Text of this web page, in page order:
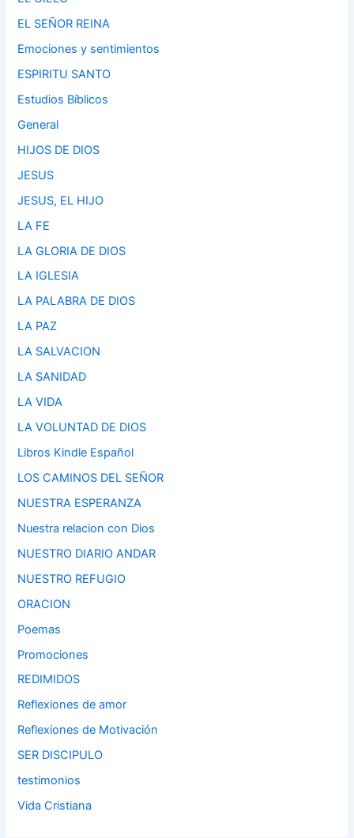
EL SEÑOR REINA
Emociones y sentimientos
ESPIRITU SANTO
Estudios Bíblicos
General
HIJOS DE DIOS
JESUS
JESUS, EL HIJO
LA FE
LA GLORIA DE DIOS
LA IGLESIA
LA PALABRA DE DIOS
LA PAZ
LA SALVACION
LA SANIDAD
LA VIDA
LA VOLUNTAD DE DIOS
Libros Kindle Español
LOS CAMINOS DEL SEÑOR
NUESTRA ESPERANZA
Nuestra relacion con Dios
NUESTRO DIARIO ANDAR
NUESTRO REFUGIO
ORACION
Poemas
Promociones
REDIMIDOS
Reflexiones de amor
Reflexiones de Motivación
SER DISCIPULO
testimonios
Vida Cristiana